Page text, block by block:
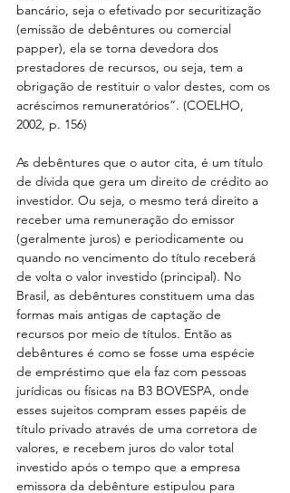
bancário, seja o efetivado por securitização
(emissão de debêntures ou comercial
papper), ela se torna devedora dos
prestadores de recursos, ou seja, tem a
obrigação de restituir o valor destes, com os
acréscimos remuneratórios”. (COELHO,
2002, p. 156)
As debêntures que o autor cita, é um título
de dívida que gera um direito de crédito ao
investidor. Ou seja, o mesmo terá direito a
receber uma remuneração do emissor
(geralmente juros) e periodicamente ou
quando no vencimento do título receberá
de volta o valor investido (principal). No
Brasil, as debêntures constituem uma das
formas mais antigas de captação de
recursos por meio de títulos. Então as
debêntures é como se fosse uma espécie
de empréstimo que ela faz com pessoas
jurídicas ou físicas na B3 BOVESPA, onde
esses sujeitos compram esses papéis de
título privado através de uma corretora de
valores, e recebem juros do valor total
investido após o tempo que a empresa
emissora da debênture estipulou para